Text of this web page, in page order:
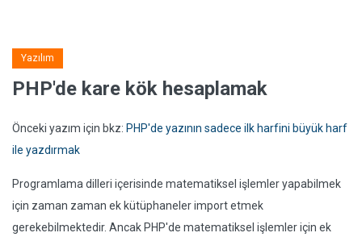
Yazılım
PHP'de kare kök hesaplamak
Önceki yazım için bkz: PHP'de yazının sadece ilk harfini büyük harf
ile yazdırmak
Programlama dilleri içerisinde matematiksel işlemler yapabilmek
için zaman zaman ek kütüphaneler import etmek
gerekebilmektedir. Ancak PHP'de matematiksel işlemler için ek